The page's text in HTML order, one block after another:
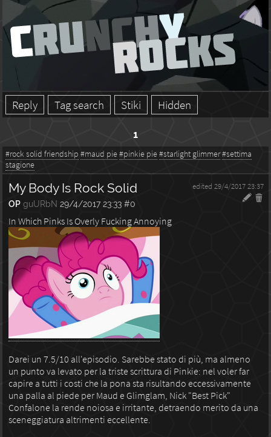
Reply Tag search Stiki Hidden
1
#rock solid friendship #maud pie#pinkie pie#starlight glimmer#settima
stagione
My Body Is Rock Solid
OP guURbN 29/4/2017 23:33 #0
edited 29/4/2017 23:37
In Which Pinks Is Overly Fucking Annoying
Darei un 7.5/10 all'episodio. Sarebbe stato di più, ma almeno
un punto va levato per la triste scrittura di Pinkie: nel voler far
capire a tutti i costi che la pona sta risultando eccessivamente
una palla al piede per Maud e Glimglam, Nick "Best Pick"
Confalone la rende noiosa e irritante, detraendo merito da una
sceneggiatura altrimenti eccellente.